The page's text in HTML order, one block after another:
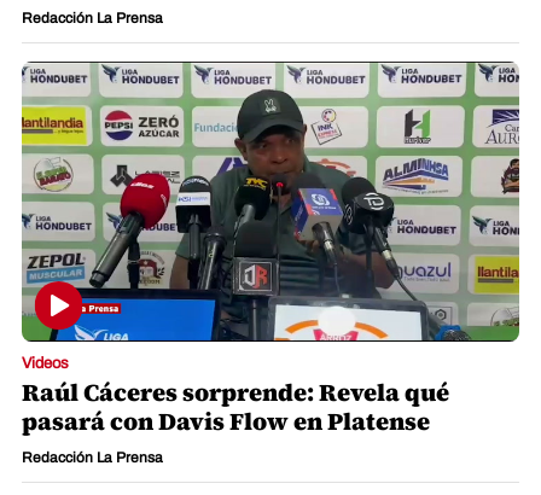
Redacción La Prensa
Videos
Raúl Cáceres sorprende: Revela qué
pasará con Davis Flow en Platense
Redacción La Prensa